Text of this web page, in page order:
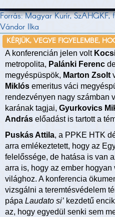
Forrás: Magyar Kurír,
Vándor Ilka
KÉRJÜK, VEGYE FIGYELEMBE,
A konferencián jelen volt
metropolita, Palánki Ferenc
megyéspüspök, Marton Zsolt
Miklós emeritus váci
rendezvényen nagy számban
karának tagjai, Gyurkovics
András előadást is tartott a
Puskás Attila, a PPKE HTK
arra emlékeztetett, hogy az
felelőssége, de hatása is van
arra is, hogy az ember hogyan
világhoz. A konferencia
vizsgálni a teremtésvédelem
pápa Laudato si’ kezdetű
az, hogy egyedül senki sem